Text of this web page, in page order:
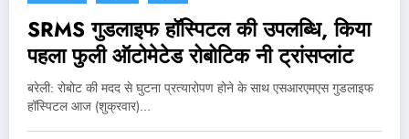
SRMS गुडलाइफ हॉस्पिटल की उपलब्धि, किया
पहला फुली ऑटोमेटेड रोबोटिक नी ट्रांसप्लांट
बरेली: रोबोट की मदद से घुटना प्रत्यारोपण होने के साथ एसआरएमएस गुडलाइफ
हॉस्पिटल आज (शुक्रवार)…